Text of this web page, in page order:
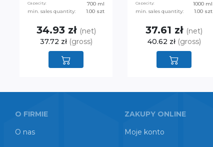
Capacity:
700 ml
min. sales quantity:
1.00 szt
34.93 zł (net)
37.72 zł (gross)
Capacity:
1000 ml
min. sales quantity:
1.00 szt
37.61 zł (net)
40.62 zł (gross)
O FIRMIE
O nas
ZAKUPY ONLINE
Moje konto